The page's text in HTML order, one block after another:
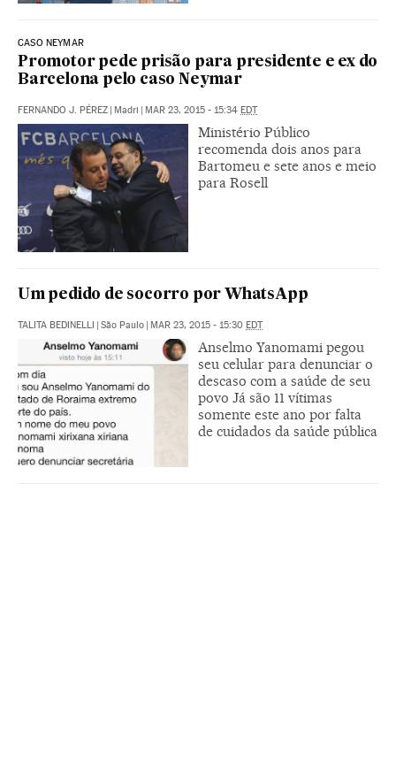
CASO NEYMAR
Promotor pede prisão para presidente e ex do
Barcelona pelo caso Neymar
FERNANDO J. PÉREZ | Madri | MAR 23, 2015 - 15:34 EDT
Ministério Público
recomenda dois anos para
Bartomeu e sete anos e meio
para Rosell
Um pedido de socorro por WhatsApp
TALITA BEDINELLI | São Paulo | MAR 23, 2015 - 15:30 EDT
Anselmo Yanomami pegou
seu celular para denunciar o
descaso com a saúde de seu
povo Já são 11 vítimas
somente este ano por falta
de cuidados da saúde pública